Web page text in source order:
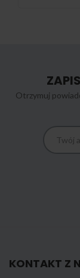
Otrzymuj
KONTAKT Z